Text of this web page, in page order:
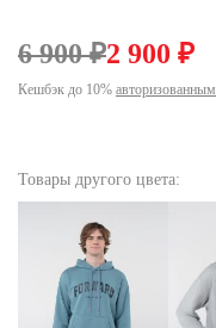
6 900 ₽2 900 ₽
Кешбэк до 10% авторизованным
Товары другого цвета: